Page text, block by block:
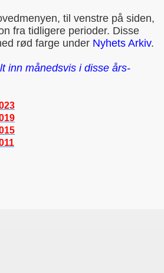
til venstre på siden,
fra tidligere perioder. Disse
rød farge under Nyhets Arkiv.
inn månedsvis i disse års-